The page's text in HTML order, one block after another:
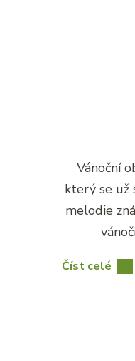
Vánoční
který se už
melodie
Číst celé